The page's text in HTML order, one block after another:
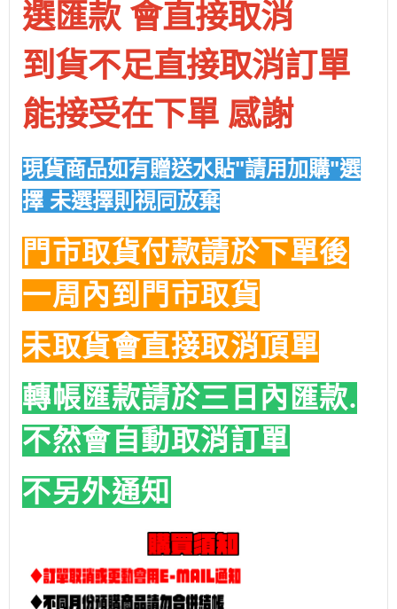
選匯款 會直接取消
到貨不足直接取消訂單
能接受在下單 感謝
現貨商品如有贈送水貼"請用加購"選
擇 未選擇則視同放棄
門市取貨付款請於下單後
一周內到門市取貨
未取貨會直接取消頂單
轉帳匯款請於三日內匯款.
不然會自動取消訂單
不另外通知